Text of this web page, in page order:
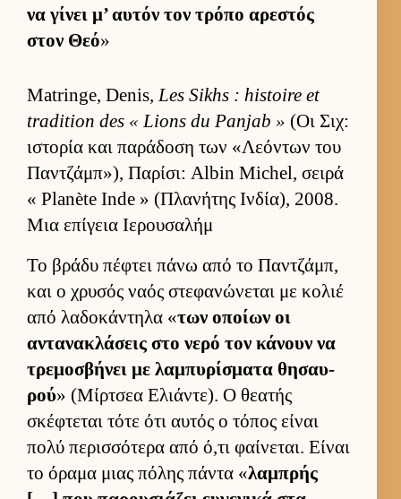
να γίνει μ’ αυ­τόν τον τρόπο αρεστός
στον Θεό»
Matringe, Denis, Les Sikhs : histoire et
tradition des « Lions du Panjab » (Οι Σιχ:
ιστορία και παράδοση των «Λεόντων του
Παν­τζάμπ»), Παρίσι: Albin Michel, σειρά
« Planète Inde » (Πλανήτης Ιν­δία), 2008.
Μια επίγεια Ιερουσαλήμ
Το βράδυ πέφτει πάνω από το Παν­τζάμπ,
και ο χρυσός ναός στεφανώνεται με κολιέ
από λαδοκάντηλα «των οποίων οι
αντανακλάσεις στο νερό τον κάνουν να
τρεμοσβήνει με λαμπυρίσματα θησαυ­
ρού» (Μίρ­τσεα Ελιάντε). Ο θεατής
σκέφτεται τότε ότι αυ­τός ο τόπος εί­ναι
πολύ περισ­σότερα από ό,τι φαί­νεται. Εί­ναι
το όραμα μιας πόλης πάντα «λαμπρής